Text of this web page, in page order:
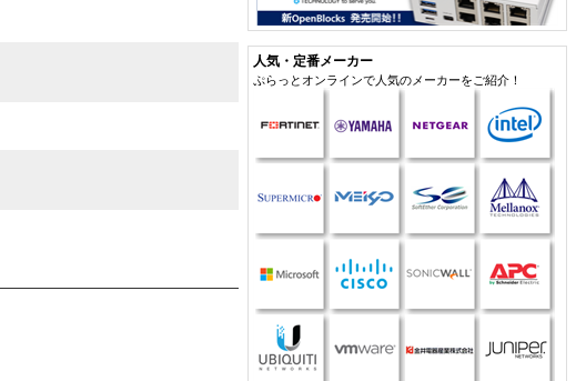
人気・定番メーカー
ぷらっとオンラインで人気のメーカーをご紹介！